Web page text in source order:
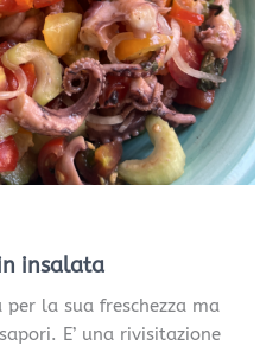
insalata
la sua freschezza ma
E’ una rivisitazione